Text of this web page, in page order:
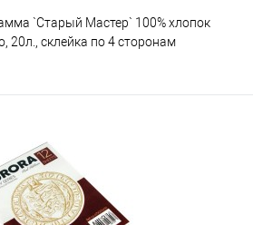
`Старый Мастер` 100% хлопок
20л., склейка по 4 сторонам